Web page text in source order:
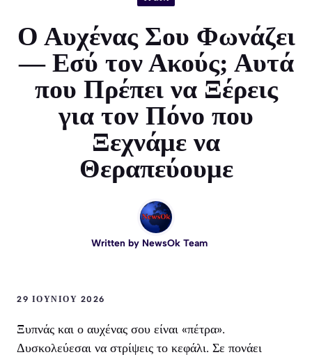
Ο Αυχένας Σου Φωνάζει
— Εσύ τον Ακούς; Αυτά
που Πρέπει να Ξέρεις
για τον Πόνο που
Ξεχνάμε να
Θεραπεύουμε
Written by NewsOk Team
29 ΙΟΥΝΊΟΥ 2026
Ξυπνάς και ο αυχένας σου είναι «πέτρα».
Δυσκολεύεσαι να στρίψεις το κεφάλι. Σε πονάει